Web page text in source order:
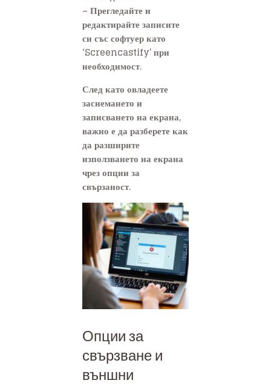
– Прегледайте и
редактирайте записите
си със софтуер като
‘Screencastify’ при
необходимост.
След като овладеете
заснемането и
записването на екрана,
важно е да разберете как
да разширите
използването на екрана
чрез опции за
свързаност.
Опции за
свързване и
външни